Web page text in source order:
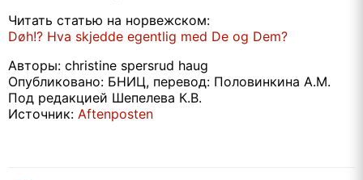
Читать статью на норвежском:
Døh!? Hva skjedde egentlig med De og Dem?
Авторы: christine spersrud haug
Опубликовано: БНИЦ, перевод: Половинкина А.М.
Под редакцией Шепелева К.В.
Источник: Aftenposten